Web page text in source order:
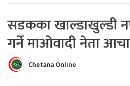
सडकका खाल्डाखुल्डी
गर्ने माओवादी नेता
Chetana Online